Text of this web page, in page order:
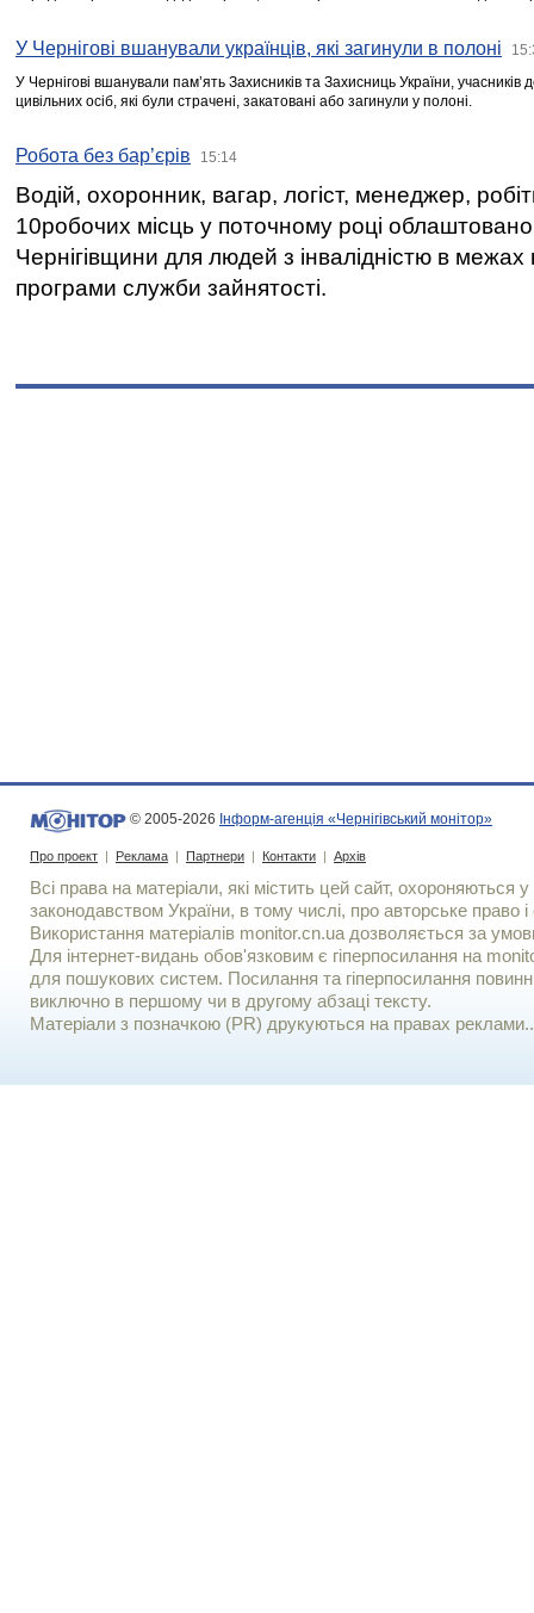
У Чернігові вшанували українців, які загинули в полоні
У Чернігові вшанували пам’ять Захисників та Захисниць України,
цивільних осіб, які були страчені, закатовані або загинули у полоні.
Робота без бар’єрів 15:14
Водій, охоронник, вагар, логіст, менеджер,
10робочих місць у поточному році
Чернігівщини для людей з інвалідністю в межах
програми служби зайнятості.
© 2005-2026 Інформ-агенція «Чернігівський монітор»
Про проект | Реклама | Партнери | Контакти | Архів
Всі права на матеріали, які містить цей сайт, охороняються у
законодавством України, в тому числі, про авторське право і
Використання матерiалiв monitor.cn.ua дозволяється за
Для iнтернет-видань обов'язковим є гiперпосилання на
для пошукових систем. Посилання та гіперпосилання
виключно в першому чи в другому абзаці тексту.
Матеріали з позначкою (PR) друкуються на правах реклами..